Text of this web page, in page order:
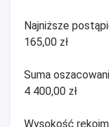
Najniższe
165,00 zł
Suma
4 400,00 zł
Wysokość